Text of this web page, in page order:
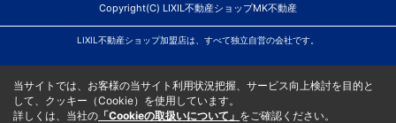
Copyright(C) LIXIL不動産ショップMK不動産
LIXIL不動産ショップ加盟店は、すべて独立自営の会社です。
当サイトでは、お客様の当サイト利用状況把握、サービス向上検討を目的と
して、クッキー（Cookie）を使用しています。
詳しくは、当社の 「Cookieの取扱いについて」 をご確認ください。